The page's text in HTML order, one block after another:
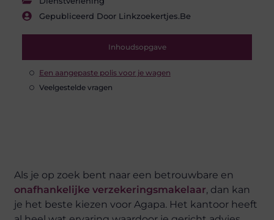
Gepubliceerd Door Linkzoekertjes.be
Inhoudsopgave
Een aangepaste polis voor je wagen
Veelgestelde vragen
Als je op zoek bent naar een betrouwbare en
onafhankelijke verzekeringsmakelaar, dan kan
je het beste kiezen voor Agapa. Het kantoor heeft